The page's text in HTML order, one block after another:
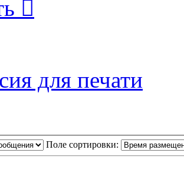
для печати
Поле сортировки: